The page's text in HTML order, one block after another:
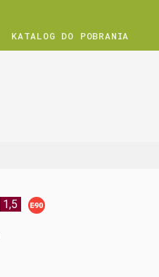
KATALOG DO POBRANIA
1,5